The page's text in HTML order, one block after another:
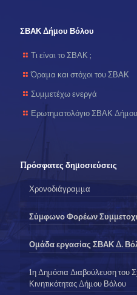
ΣΒΑΚ Δήμου Βόλου
Τι είναι το ΣΒΑΚ ;
Όραμα και στόχοι του ΣΒΑΚ
Συμμετέχω ενεργά
Ερωτηματολόγιο ΣΒΑΚ
Πρόσφατες δημοσιεύσεις
Χρονοδιάγραμμα
Σύμφωνο Φορέων
Ομάδα εργασίας ΣΒΑΚ Δ.
1η Δημόσια Διαβούλευση του
Κινητικότητας Δήμου Βόλου